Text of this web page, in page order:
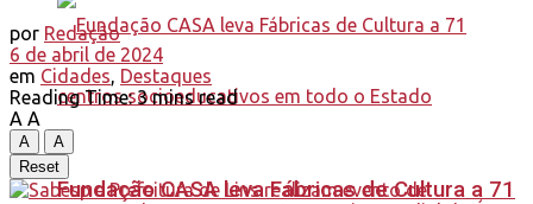
Fundação CASA leva Fábricas de Cultura a 71
por Redação
6 de abril de 2024
em Cidades, Destaques
Reading Time: 3 mins read
A A
A
A
Reset